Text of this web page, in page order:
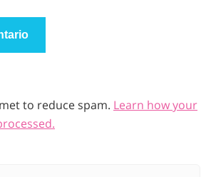
to reduce spam. Learn how your